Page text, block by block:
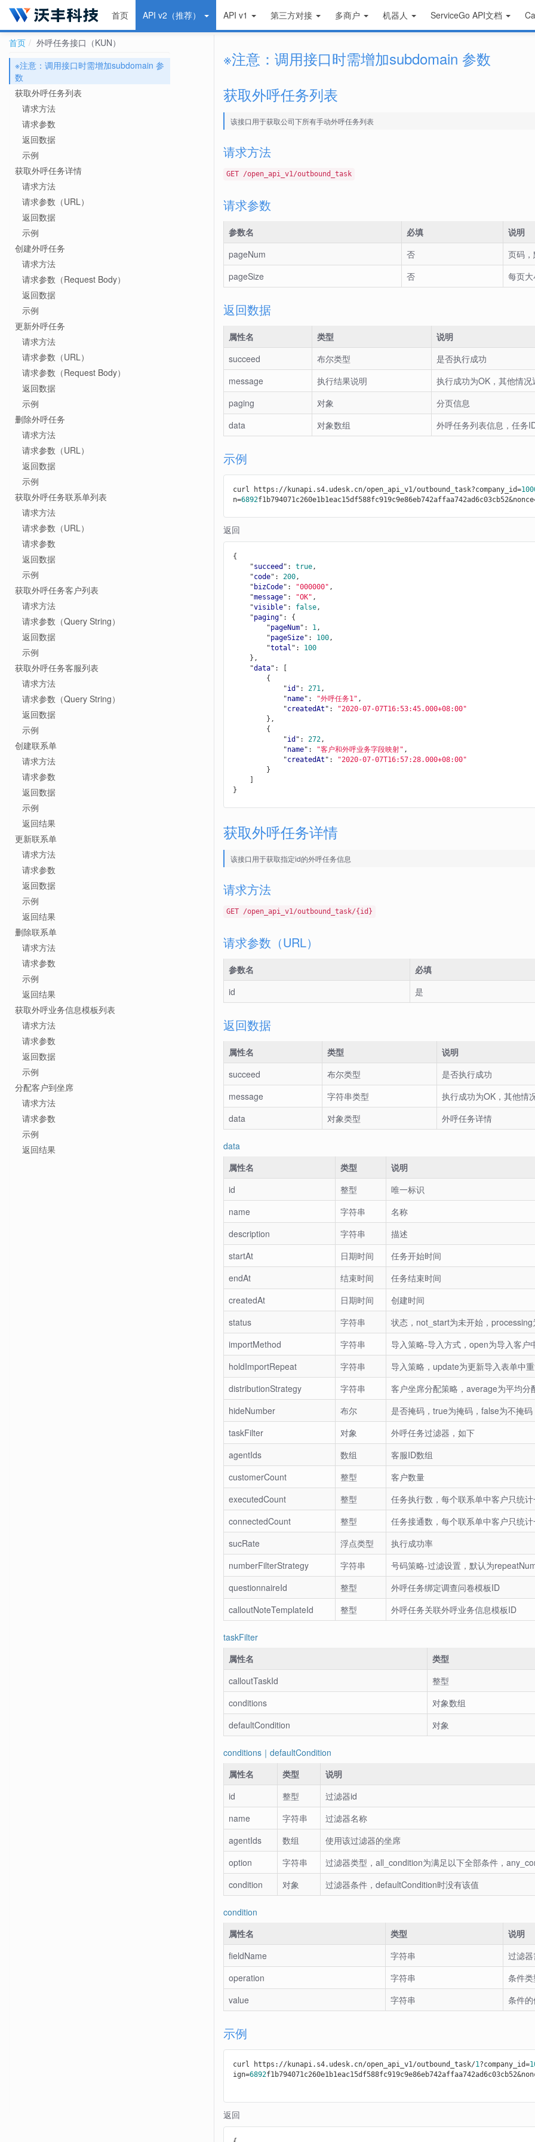
首页 API v2（推荐） API v1 第三方对接 多商户 机器人 ServiceGo API文档
首页
外呼任务接口（KUN）
※注意：调用接口时需增加subdomain 参
数
获取外呼任务列表
请求方法
请求参数
返回数据
示例
获取外呼任务详情
请求方法
请求参数（URL）
返回数据
示例
创建外呼任务
请求方法
请求参数（Request Body）
返回数据
示例
更新外呼任务
请求方法
请求参数（URL）
请求参数（Request Body）
返回数据
示例
删除外呼任务
请求方法
请求参数（URL）
返回数据
示例
获取外呼任务联系单列表
请求方法
请求参数（URL）
请求参数
返回数据
示例
获取外呼任务客户列表
请求方法
请求参数（Query String）
返回数据
示例
获取外呼任务客服列表
请求方法
请求参数（Query String）
返回数据
示例
创建联系单
请求方法
请求参数
返回数据
示例
返回结果
更新联系单
请求方法
请求参数
返回数据
示例
返回结果
删除联系单
请求方法
请求参数
示例
返回结果
获取外呼业务信息模板列表
请求方法
请求参数
返回数据
示例
分配客户到坐席
请求方法
请求参数
示例
返回结果
※注意：调用接口时需增加subdomain 参数
获取外呼任务列表
该接口用于获取公司下所有手动外呼任务列表
请求方法
GET /open_api_v1/outbound_task
请求参数
参数名 必填
说明
pageNum
否
页码
pageSize
否 每页
返回数据
属性名 类型
说明
succeed
布尔类型
是否执行成功
message
执行结果说明
执行成功为OK，其他情
paging
对象
分页信息
data
对象数组 外呼任务列表信息，任务
示例
curl https://kunapi.s4.udesk.cn/open_api_v1/outbound_task?company_id=
n=6892
返回
{
    "
succeed ": true ,
    "
code": 200 ,
    "
bizCode": "000000" ,
    "
message": "OK" ,
    "
visible": false ,
    "
paging": {
        "
pageNum": 1 ,
        "
pageSize": 100 ,
        "
total ": 100
} ,
    "
data":
[
            "
id ": 271 ,
            "
name": "外呼任务1" ,
            "
createdAt ":
"2020-07-07T16:53:45.000+08:00"
},
            "
id ": 272 ,
            "
name": "客户和外呼业务字段映射" ,
            "
createdAt ":
"2020-07-07T16:57:28.000+08:00"
}
获取外呼任务详情
该接口用于获取指定id的外呼任务信息
请求方法
GET /open_api_v1/outbound_task/{id}
请求参数（URL）
参数名 必填
id
是
返回数据
属性名 类型
说明
succeed
布尔类型
是否执行成功
message
字符串类型
执行成功为OK，其他情
data
对象类型 外呼任务详情
data
属性名
类型
说明
id
整型
唯一标识
name
字符串
名称
description
字符串
描述
startAt
日期时间
任务开始时间
endAt
结束时间
任务结束时间
createdAt
日期时间
创建时间
status
字符串
状态，not_start为未开始，
importMethod
字符串
导入策略-导入方式，open为导入客户
holdImportRepeat
字符串
导入策略，update为更新导入表单中
distributionStrategy
字符串
客户坐席分配策略，average为平均
hideNumber
布尔
是否掩码，true为掩码，false为不掩码
taskFilter
对象
外呼任务过滤器，如下
agentIds
数组
客服ID数组
customerCount
整型
客户数量
executedCount
整型
任务执行数，每个联系单中客户只统计
connectedCount
整型
任务接通数，每个联系单中客户只统计
sucRate
浮点类型
执行成功率
numberFilterStrategy
字符串
号码策略-过滤设置，默认为
questionnaireId
整型
外呼任务绑定调查问卷模板ID
calloutNoteTemplateId
整型 外呼任务关联外呼业务信息模板ID
taskFilter
属性名
类型
calloutTaskId
整型
conditions
对象数组
defaultCondition
对象
conditions｜defaultCondition
属性名
类型
说明
id
整型
过滤器id
name
字符串
过滤器名称
agentIds
数组
使用该过滤器的坐席
option
字符串
过滤器类型，all_condition为满足以下全部条件，
condition
对象 过滤器条件，defaultCondition时没有该值
condition
属性名
类型
说明
fieldName
字符串
过滤
operation
字符串
条件类
value
字符串 条件的
示例
curl https://kunapi.s4.udesk.cn/open_api_v1/outbound_task/1 ?company_id=
ign=6892
返回